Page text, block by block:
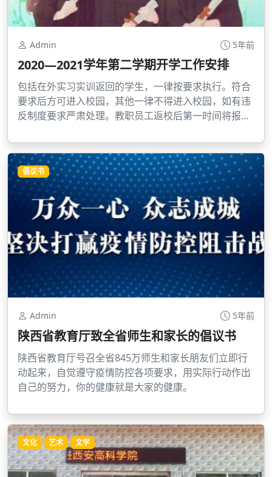
Admin 5年前
2020—2021学年第二学期开学工作安排
包括在外实习实训返回的学生，一律按要求执行。符合
要求后方可进入校园，其他一律不得进入校园，如有违
反制度要求严肃处理。教职员工返校后第一时间将报告
取。
倡议书
Admin 5年前
陕西省教育厅致全省师生和家长的倡议书
陕西省教育厅号召全省845万师生和家长朋友们立即行
动起来，自觉遵守疫情防控各项要求，用实际行动作出
自己的努力，你的健康就是大家的健康。
文化 艺术 文学